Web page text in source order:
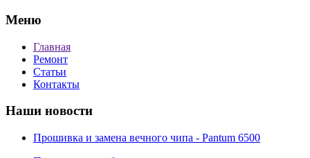
Меню
Главная
Ремонт
Статьи
Контакты
Наши новости
Прошивка и замена вечного чипа - Pantum 6500